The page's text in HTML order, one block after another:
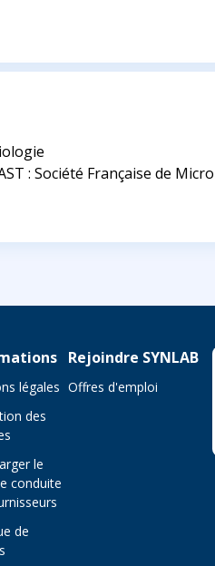
: Société Française de
légales
des
le
conduite
de
Rejoindre SYNLAB
Offres d'emploi